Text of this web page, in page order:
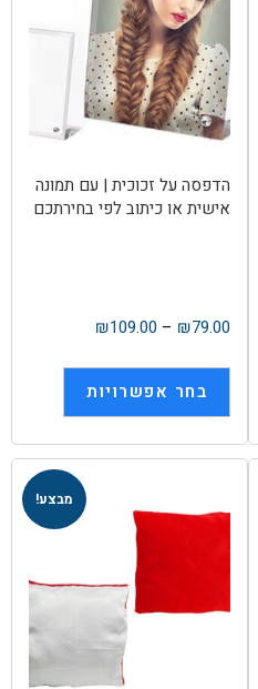
הדפסה על זכוכית | עם תמונה
אישית או כיתוב לפי בחירתכם
₪79.00
–
₪109.00
בחר אפשרויות
מבצע!